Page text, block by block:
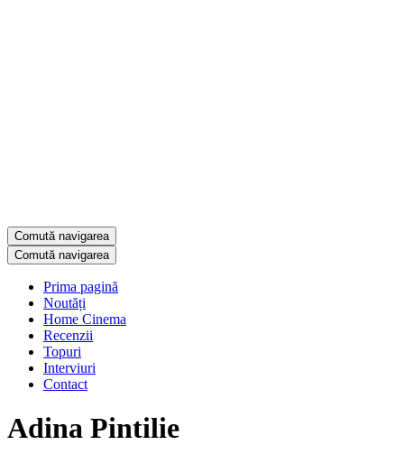
Comută navigarea
Comută navigarea
Prima pagină
Noutăți
Home Cinema
Recenzii
Topuri
Interviuri
Contact
Adina Pintilie